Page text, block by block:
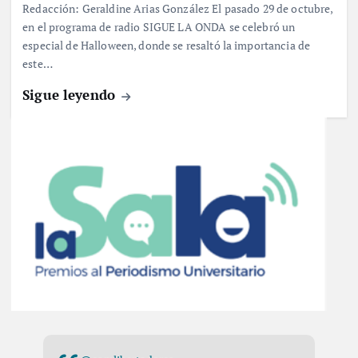
Redacción: Geraldine Arias González El pasado 29 de octubre,
en el programa de radio SIGUE LA ONDA se celebró un
especial de Halloween, donde se resaltó la importancia de
este…
Sigue leyendo